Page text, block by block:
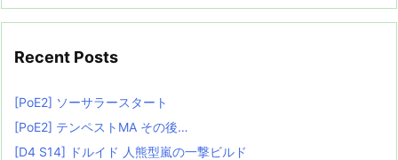
Recent Posts
[PoE2] ソーサラースタート
[PoE2] テンペストMA その後…
[D4 S14] ドルイド 人熊型嵐の一撃ビルド